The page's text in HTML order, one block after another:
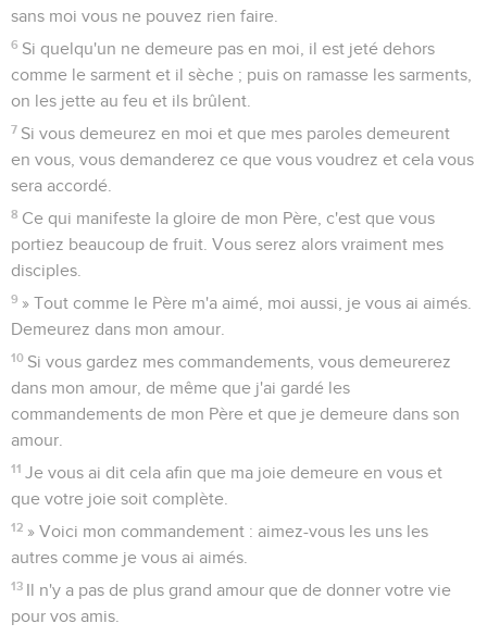
sans moi vous ne pouvez rien faire.
6 Si quelqu'un ne demeure pas en moi, il est jeté dehors
comme le sarment et il sèche ; puis on ramasse les sarments,
on les jette au feu et ils brûlent.
7 Si vous demeurez en moi et que mes paroles demeurent
en vous, vous demanderez ce que vous voudrez et cela vous
sera accordé.
8 Ce qui manifeste la gloire de mon Père, c'est que vous
portiez beaucoup de fruit. Vous serez alors vraiment mes
disciples.
9 » Tout comme le Père m'a aimé, moi aussi, je vous ai aimés.
Demeurez dans mon amour.
10 Si vous gardez mes commandements, vous demeurerez
dans mon amour, de même que j'ai gardé les
commandements de mon Père et que je demeure dans son
amour.
11 Je vous ai dit cela afin que ma joie demeure en vous et
que votre joie soit complète.
12 » Voici mon commandement : aimez-vous les uns les
autres comme je vous ai aimés.
13 Il n'y a pas de plus grand amour que de donner votre vie
pour vos amis.